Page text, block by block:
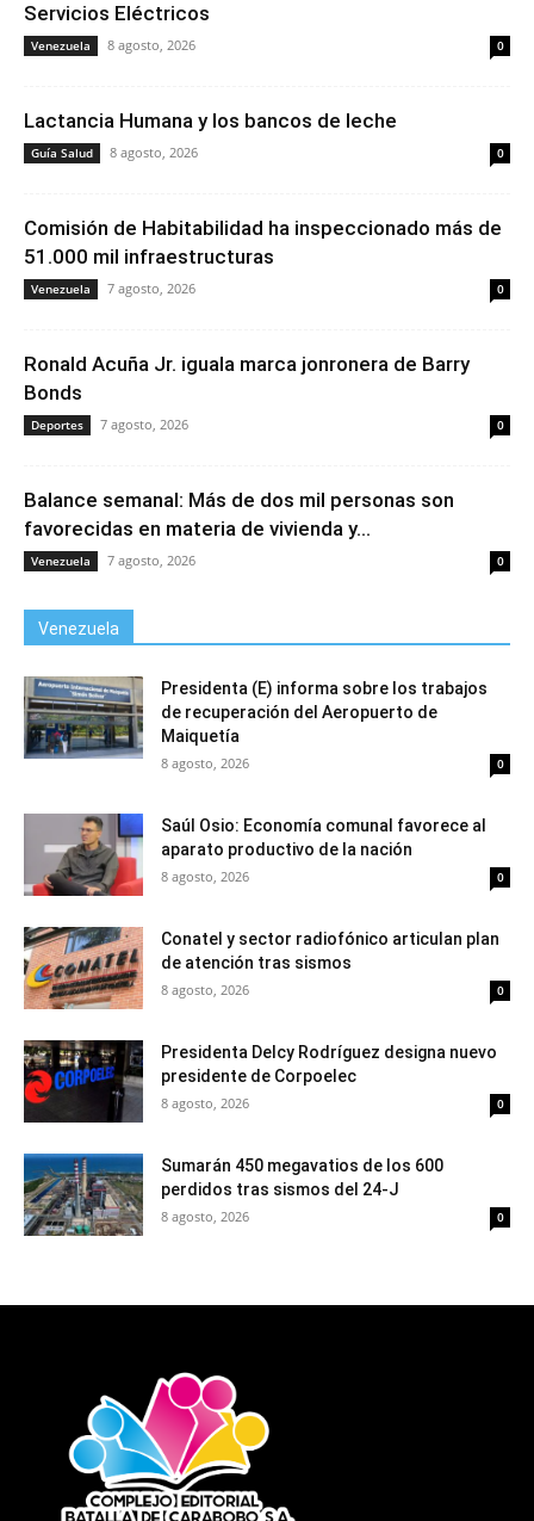
Servicios Eléctricos
Venezuela 8 agosto, 2026 0
Lactancia Humana y los bancos de leche
Guía Salud 8 agosto, 2026 0
Comisión de Habitabilidad ha inspeccionado más de
51.000 mil infraestructuras
Venezuela 7 agosto, 2026 0
Ronald Acuña Jr. iguala marca jonronera de Barry
Bonds
Deportes 7 agosto, 2026 0
Balance semanal: Más de dos mil personas son
favorecidas en materia de vivienda y...
Venezuela 7 agosto, 2026 0
Venezuela
Presidenta (E) informa sobre los trabajos
de recuperación del Aeropuerto de
Maiquetía
8 agosto, 2026 0
Saúl Osio: Economía comunal favorece al
aparato productivo de la nación
8 agosto, 2026 0
Conatel y sector radiofónico articulan plan
de atención tras sismos
8 agosto, 2026 0
Presidenta Delcy Rodríguez designa nuevo
presidente de Corpoelec
8 agosto, 2026 0
Sumarán 450 megavatios de los 600
perdidos tras sismos del 24-J
8 agosto, 2026 0